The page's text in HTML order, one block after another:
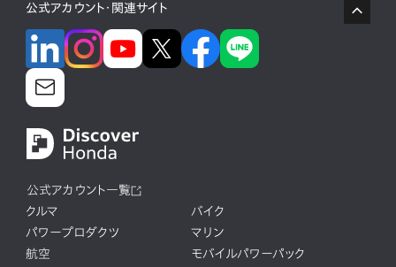
公式アカウント・関連サイト
公式アカウント一覧
クルマ
バイク
パワープロダクツ
マリン
航空
モバイルパワーパック